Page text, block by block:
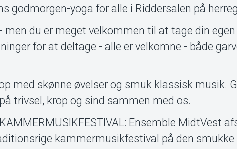
godmorgen-yoga for alle i Riddersalen på
men du er meget velkommen til at tage din egen
for at deltage - alle er velkomne - både
med skønne øvelser og smuk klassisk musik.
trivsel, krop og sind sammen med os.
Ensemble MidtVest
kammermusikfestival på den smukke